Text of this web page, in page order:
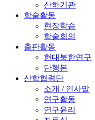
산하기관
학술활동
현장학습
학술회의
출판활동
현대북한연구
단행본
산학협력단
소개 / 인사말
연구활동
연구윤리